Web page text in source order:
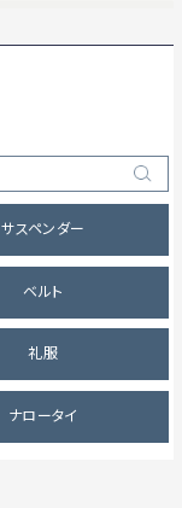
サスペンダー
ベルト
礼服
ナロータイ